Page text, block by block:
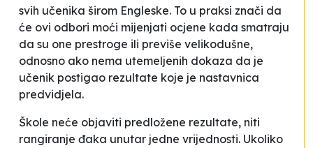
svih učenika širom Engleske. To u praksi znači da
će ovi odbori moći mijenjati ocjene kada smatraju
da su one prestroge ili previše velikodušne,
odnosno ako nema utemeljenih dokaza da je
učenik postigao rezultate koje je nastavnica
predvidjela.
Škole neće objaviti predložene rezultate, niti
rangiranje đaka unutar jedne vrijednosti. Ukoliko